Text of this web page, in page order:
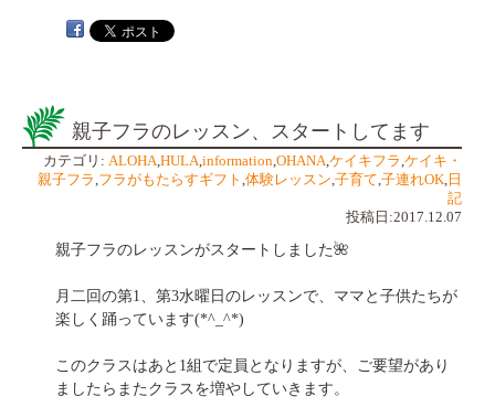
親子フラのレッスン、スタートしてます
カテゴリ: ALOHA HULA information OHANA ケイキフラ ケイキ・
親子フラ フラがもたらすギフト 体験レッスン 子育て 子連れOK 日
記
投稿日:2017.12.07
親子フラのレッスンがスタートしました🌺
月二回の第1、第3水曜日のレッスンで、ママと子供たちが
楽しく踊っています(*^_^*)
このクラスはあと1組で定員となりますが、ご要望があり
ましたらまたクラスを増やしていきます。